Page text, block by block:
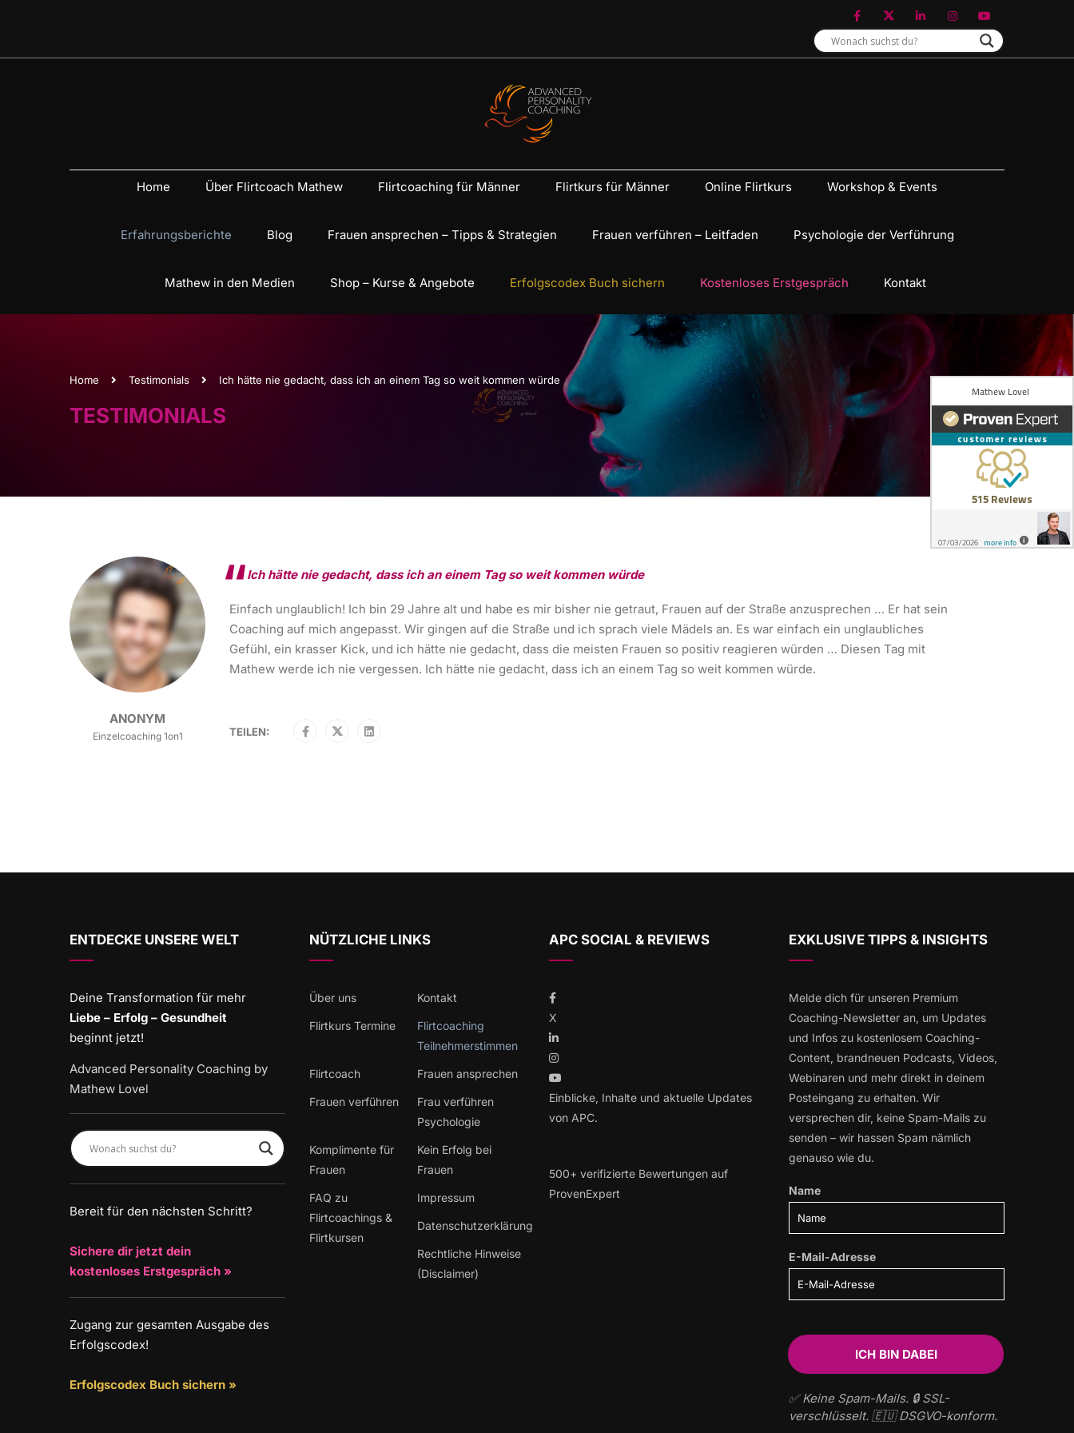
Home Über Flirtcoach Mathew Flirtcoaching für Männer Flirtkurs für Männer Online Flirtkurs Workshop & Events
Erfahrungsberichte Blog Frauen ansprechen – Tipps & Strategien Frauen verführen – Leitfaden Psychologie der Verführung
Mathew in den Medien Shop – Kurse & Angebote Erfolgscodex Buch sichern Kostenloses Erstgespräch Kontakt
Home Testimonials Ich hätte nie gedacht, dass ich an einem Tag so weit kommen würde
TESTIMONIALS
ANONYM
Einzelcoaching 1on1
Ich hätte nie gedacht, dass ich an einem Tag so weit kommen würde
Einfach unglaublich! Ich bin 29 Jahre alt und habe es mir bisher nie getraut, Frauen auf der Straße anzusprechen … Er hat sein
Coaching auf mich angepasst. Wir gingen auf die Straße und ich sprach viele Mädels an. Es war einfach ein unglaubliches
Gefühl, ein krasser Kick, und ich hätte nie gedacht, dass die meisten Frauen so positiv reagieren würden … Diesen Tag mit
Mathew werde ich nie vergessen. Ich hätte nie gedacht, dass ich an einem Tag so weit kommen würde.
TEILEN:
ENTDECKE UNSERE WELT
Deine Transformation für mehr
Liebe – Erfolg – Gesundheit
beginnt jetzt!
Advanced Personality Coaching by
Mathew Lovel
Bereit für den nächsten Schritt?
Sichere dir jetzt dein
kostenloses Erstgespräch »
Zugang zur gesamten Ausgabe des
Erfolgscodex!
Erfolgscodex Buch sichern »
NÜTZLICHE LINKS
Über uns Kontakt
Flirtkurs Termine
Flirtcoaching
Teilnehmerstimmen
Flirtcoach Frauen ansprechen
Frauen verführen
Frau verführen
Psychologie
Komplimente für
Frauen
Kein Erfolg bei
Frauen
FAQ zu
Flirtcoachings &
Flirtkursen
Impressum
Datenschutzerklärung
Rechtliche Hinweise
(Disclaimer)
APC SOCIAL & REVIEWS
X
Einblicke, Inhalte und aktuelle Updates
von APC.
500+ verifizierte Bewertungen auf
ProvenExpert
EXKLUSIVE TIPPS & INSIGHTS
Melde dich für unseren Premium
Coaching-Newsletter an, um Updates
und Infos zu kostenlosem Coaching-
Content, brandneuen Podcasts, Videos,
Webinaren und mehr direkt in deinem
Posteingang zu erhalten. Wir
versprechen dir, keine Spam-Mails zu
senden – wir hassen Spam nämlich
genauso wie du.
Name
E-Mail-Adresse
✅ Keine Spam-Mails. 🔒 SSL-
verschlüsselt. 🇪🇺 DSGVO-konform.